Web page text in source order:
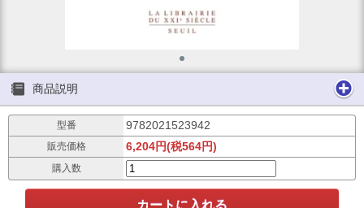
商品説明
型番 9782021523942
販売価格 6,204円(税564円)
購入数